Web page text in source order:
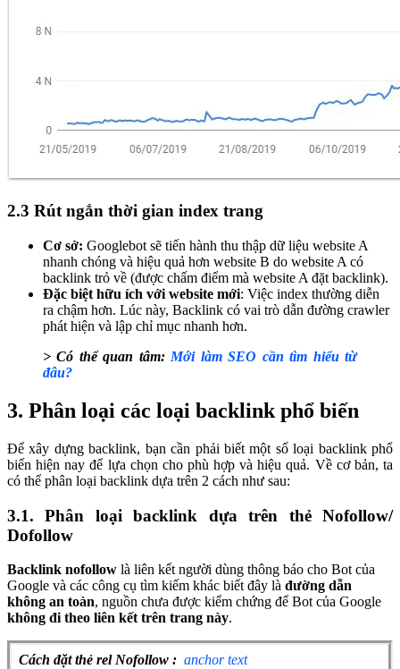
2.3 Rút ngắn thời gian index trang
Cơ sở: Googlebot sẽ tiến hành thu thập dữ liệu website A
nhanh chóng và hiệu quả hơn website B do website A có
backlink trỏ về (được chấm điểm mà website A đặt backlink).
Đặc biệt hữu ích với website mới: Việc index thường diễn
ra chậm hơn. Lúc này, Backlink có vai trò dẫn đường crawler
phát hiện và lập chỉ mục nhanh hơn.
> Có thể quan tâm: Mới làm SEO cần tìm hiểu từ
đâu?
3. Phân loại các loại backlink phổ biến
Để xây dựng backlink, bạn cần phải biết một số loại backlink phổ
biến hiện nay để lựa chọn cho phù hợp và hiệu quả. Về cơ bản, ta
có thể phân loại backlink dựa trên 2 cách như sau:
3.1. Phân loại backlink dựa trên thẻ Nofollow/
Dofollow
Backlink nofollow là liên kết người dùng thông báo cho Bot của
Google và các công cụ tìm kiếm khác biết đây là đường dẫn
không an toàn, nguồn chưa được kiểm chứng để Bot của Google
không đi theo liên kết trên trang này.
Cách đặt thẻ rel Nofollow : anchor text